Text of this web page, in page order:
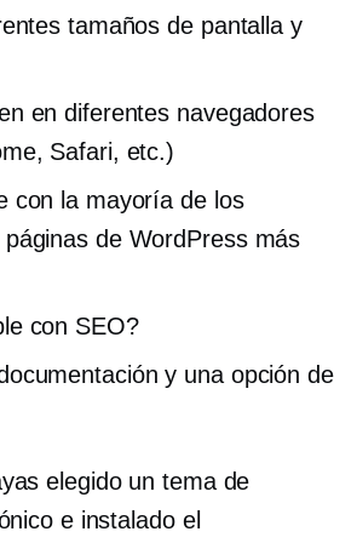
tamaños de pantalla y
en diferentes navegadores
Safari, etc.)
con la mayoría de los
de WordPress más
con SEO?
y una opción de
elegido un tema de
e instalado el